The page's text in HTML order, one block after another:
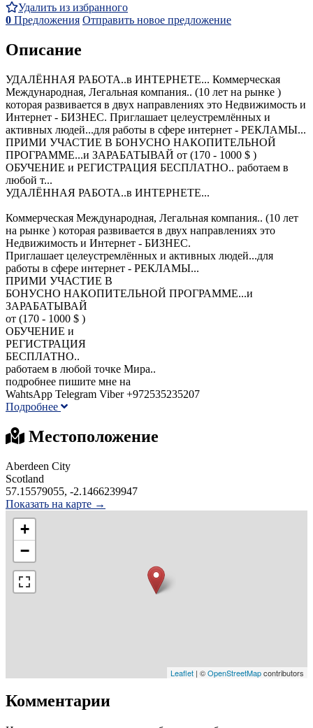
Удалить из избранного
0 Предложения Отправить новое предложение
Описание
УДАЛЁННАЯ РАБОТА..в ИНТЕРНЕТЕ... Коммерческая
Международная, Легальная компания.. (10 лет на рынке )
которая развивается в двух направлениях это Недвижимость и
Интернет - БИЗНЕС. Приглашает целеустремлённых и
активных людей...для работы в сфере интернет - РЕКЛАМЫ...
ПРИМИ УЧАСТИЕ В БОНУСНО НАКОПИТЕЛЬНОЙ
ПРОГРАММЕ...и ЗАРАБАТЫВАЙ от (170 - 1000 $ )
ОБУЧЕНИЕ и РЕГИСТРАЦИЯ БЕСПЛАТНО.. работаем в
любой т...
УДАЛЁННАЯ РАБОТА..в ИНТЕРНЕТЕ...
Коммерческая Международная, Легальная компания.. (10 лет
на рынке ) которая развивается в двух направлениях это
Недвижимость и Интернет - БИЗНЕС.
Приглашает целеустремлённых и активных людей...для
работы в сфере интернет - РЕКЛАМЫ...
ПРИМИ УЧАСТИЕ В
БОНУСНО НАКОПИТЕЛЬНОЙ ПРОГРАММЕ...и
ЗАРАБАТЫВАЙ
от (170 - 1000 $ )
ОБУЧЕНИЕ и
РЕГИСТРАЦИЯ
БЕСПЛАТНО..
работаем в любой точке Мира..
подробнее пишите мне на
WahtsApp Telegram Viber +972535235207
Подробнее
Местоположение
Aberdeen City
Scotland
57.15579055, -2.1466239947
Показать на карте →
+
−
Leaflet | ©OpenStreetMapcontributors
Комментарии